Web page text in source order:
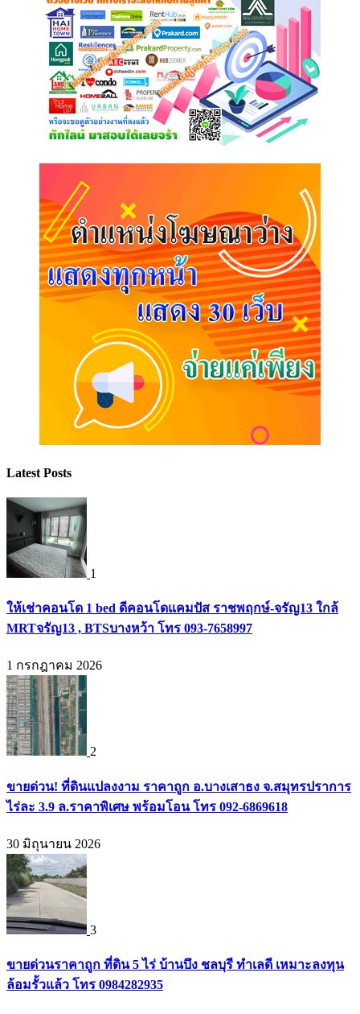
Latest Posts
1
ให้เช่าคอนโด 1 bed ดีคอนโดแคมปัส ราชพฤกษ์-จรัญ13 ใกล้
MRTจรัญ13 , BTSบางหว้า โทร 093-7658997
1 กรกฎาคม 2026
2
ขายด่วน! ที่ดินแปลงงาม ราคาถูก อ.บางเสาธง จ.สมุทรปราการ
ไร่ละ 3.9 ล.ราคาพิเศษ พร้อมโอน โทร 092-6869618
30 มิถุนายน 2026
3
ขายด่วนราคาถูก ที่ดิน 5 ไร่ บ้านบึง ชลบุรี ทำเลดี เหมาะลงทุน
ล้อมรั้วแล้ว โทร 0984282935